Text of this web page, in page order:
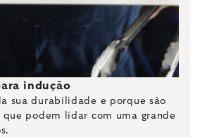
indução
sua durabilidade e porque são
podem lidar com uma grande